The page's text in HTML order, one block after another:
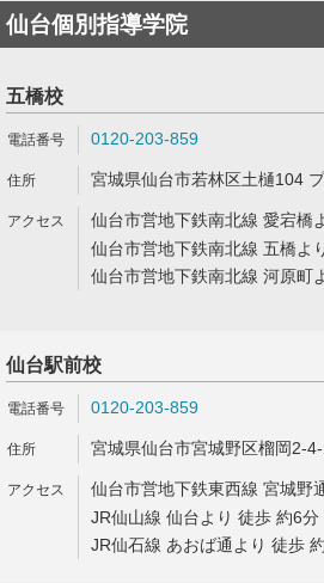
仙台個別指導学院
五橋校
0120-203-859
宮城県仙台市若林区土樋104
仙台市営地下鉄南北線 愛宕橋
仙台市営地下鉄南北線 五橋よ
仙台市営地下鉄南北線 河原町
仙台駅前校
0120-203-859
宮城県仙台市宮城野区榴岡2-
仙台市営地下鉄東西線 宮城野
JR仙山線 仙台より 徒歩 約6分
JR仙石線 あおば通より 徒歩